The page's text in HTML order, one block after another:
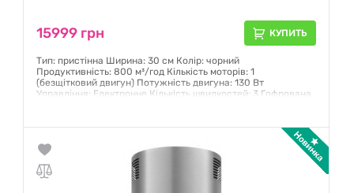
15999 грн КУПИТЬ
Тип: пристінна Ширина: 30 см Колір: чорний
Продуктивність: 800 м³/год Кількість моторів: 1
(безщітковий двигун) Потужність двигуна: 130 Вт
Управління: Електронне Кількість швидкостей: 3 Гофрована